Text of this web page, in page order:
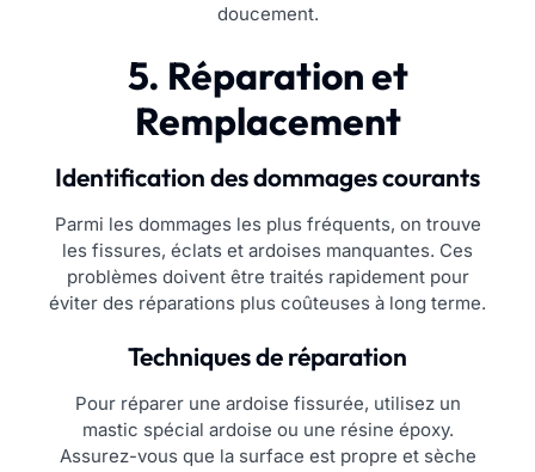
doucement.
5. Réparation et
Remplacement
Identification des dommages courants
Parmi les dommages les plus fréquents, on trouve
les fissures, éclats et ardoises manquantes. Ces
problèmes doivent être traités rapidement pour
éviter des réparations plus coûteuses à long terme.
Techniques de réparation
Pour réparer une ardoise fissurée, utilisez un
mastic spécial ardoise ou une résine époxy.
Assurez-vous que la surface est propre et sèche